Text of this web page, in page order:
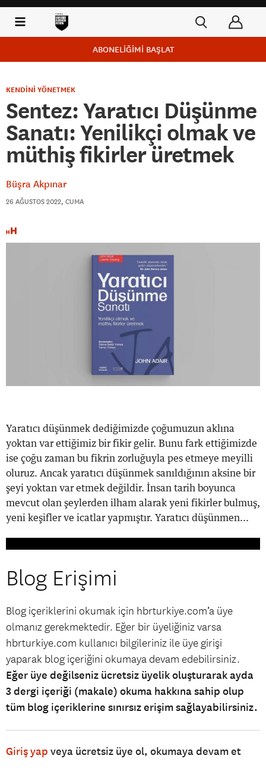
ABONELİĞİMİ BAŞLAT
KENDİNİ YÖNETMEK
Sentez: Yaratıcı Düşünme
Sanatı: Yenilikçi olmak ve
müthiş fikirler üretmek
Büşra Akpınar
26 AĞUSTOS 2022, CUMA
Yaratıcı düşünmek dediğimizde çoğumuzun aklına
yoktan var ettiğimiz bir fikir gelir. Bunu fark ettiğimizde
ise çoğu zaman bu fikrin zorluğuyla pes etmeye meyilli
oluruz. Ancak yaratıcı düşünmek sanıldığının aksine bir
şeyi yoktan var etmek değildir. İnsan tarih boyunca
mevcut olan şeylerden ilham alarak yeni fikirler bulmuş,
yeni keşifler ve icatlar yapmıştır. Yaratıcı düşünmen...
Blog Erişimi
Blog içeriklerini okumak için hbrturkiye.com’a üye
olmanız gerekmektedir. Eğer bir üyeliğiniz varsa
hbrturkiye.com kullanıcı bilgileriniz ile üye girişi
yaparak blog içeriğini okumaya devam edebilirsiniz.
Eğer üye değilseniz ücretsiz üyelik oluşturarak ayda
3 dergi içeriği (makale) okuma hakkına sahip olup
tüm blog içeriklerine sınırsız erişim sağlayabilirsiniz.
Giriş yap veya ücretsiz üye ol, okumaya devam et